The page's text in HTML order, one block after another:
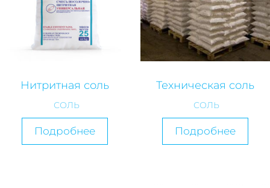
Нитритная соль
СОЛЬ
Подробнее
Техническая соль
СОЛЬ
Подробнее